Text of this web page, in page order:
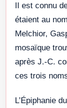
Il est connu
étaient au
Melchior,
mosaïque
après J.-C.
ces trois
L’Épiphanie